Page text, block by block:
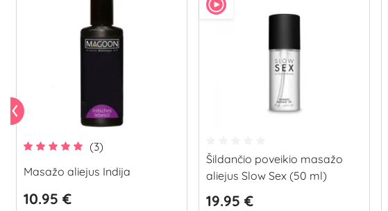
(3)
Masažo aliejus Indija
10.95 €
Šildančio poveikio masažo
aliejus Slow Sex (50 ml)
19.95 €